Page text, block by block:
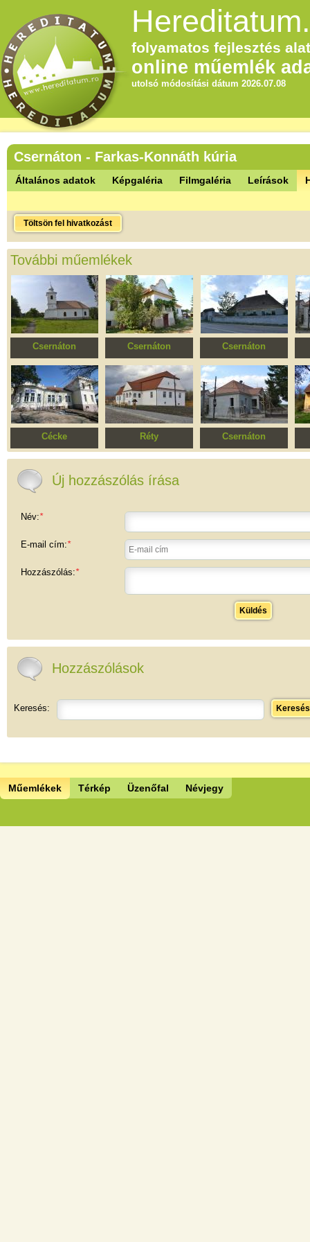
folyamatos fejlesztés
online műemlék
utolsó módosítási dátum 2026.07.08
Csernáton - Farkas-Konnáth kúria
Általános adatok Képgaléria Filmgaléria Leírások
Töltsön fel hivatkozást
További műemlékek
Csernáton
Ortodox templom
Csernáton
Bernáld kúria
Csernáton
Molnár Sándor kúria
Cécke
Zathureczky kúria
Réty
Antos kúria
Csernáton
István Sándor kúria
Új hozzászólás írása
Név:*
E-mail cím:*
Hozzászólás:*
Küldés
Hozzászólások
Keresés: Keresés
Műemlékek Térkép Üzenőfal Névjegy